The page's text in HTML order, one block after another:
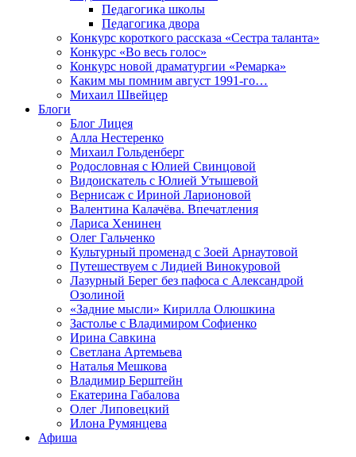
Педагогика школы
Педагогика двора
Конкурс короткого рассказа «Сестра таланта»
Конкурс «Во весь голос»
Конкурс новой драматургии «Ремарка»
Каким мы помним август 1991-го…
Михаил Швейцер
Блоги
Блог Лицея
Алла Нестеренко
Михаил Гольденберг
Родословная с Юлией Свинцовой
Видоискатель с Юлией Утышевой
Вернисаж с Ириной Ларионовой
Валентина Калачёва. Впечатления
Лариса Хенинен
Олег Гальченко
Культурный променад с Зоей Арнаутовой
Путешествуем с Лидией Винокуровой
Лазурный Берег без пафоса с Александрой
Озолиной
«Задние мысли» Кирилла Олюшкина
Застолье с Владимиром Софиенко
Ирина Савкина
Светлана Артемьева
Наталья Мешкова
Владимир Берштейн
Екатерина Габалова
Олег Липовецкий
Илона Румянцева
Афиша